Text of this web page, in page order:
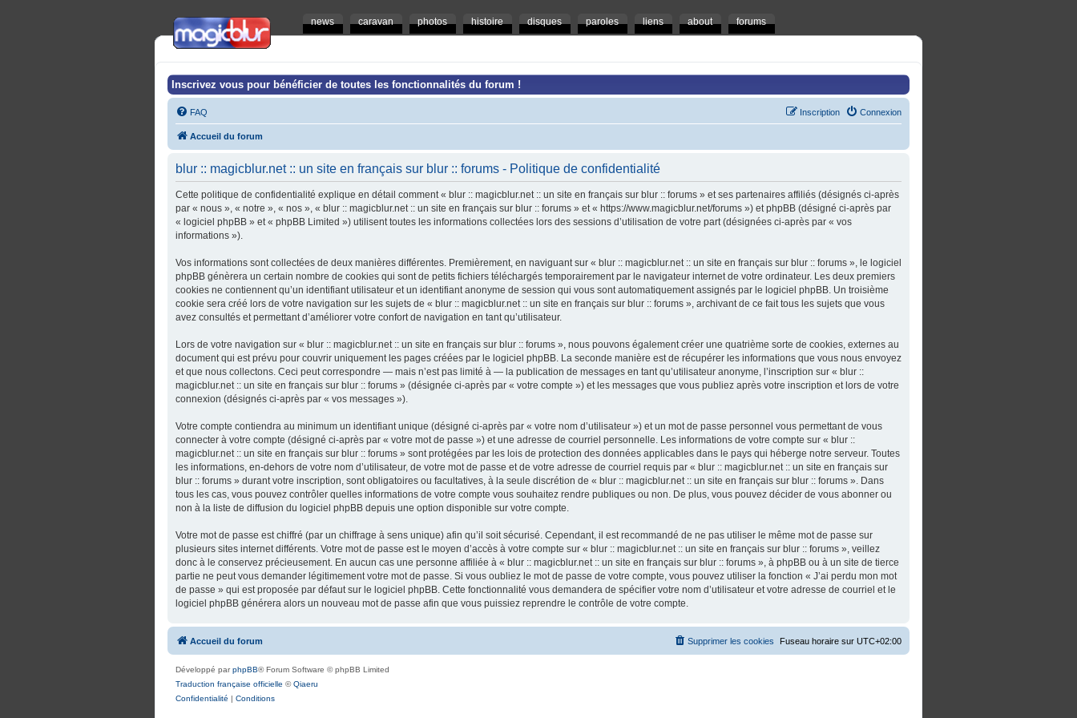
news caravan photos histoire disques paroles liens about forums
Inscrivez vous pour bénéficier de toutes les fonctionnalités du forum !
FAQ Connexion
Inscription
Accueil du forum
blur :: magicblur.net :: un site en français sur blur :: forums - Politique de confidentialité
Cette politique de confidentialité explique en détail comment « blur :: magicblur.net :: un site en français sur blur :: forums » et ses partenaires affiliés (désignés ci-après
par « nous », « notre », « nos », « blur :: magicblur.net :: un site en français sur blur :: forums » et « https://www.magicblur.net/forums ») et phpBB (désigné ci-après par
« logiciel phpBB » et « phpBB Limited ») utilisent toutes les informations collectées lors des sessions d’utilisation de votre part (désignées ci-après par « vos
informations »).
Vos informations sont collectées de deux manières différentes. Premièrement, en naviguant sur « blur :: magicblur.net :: un site en français sur blur :: forums », le logiciel
phpBB génèrera un certain nombre de cookies qui sont de petits fichiers téléchargés temporairement par le navigateur internet de votre ordinateur. Les deux premiers
cookies ne contiennent qu’un identifiant utilisateur et un identifiant anonyme de session qui vous sont automatiquement assignés par le logiciel phpBB. Un troisième
cookie sera créé lors de votre navigation sur les sujets de « blur :: magicblur.net :: un site en français sur blur :: forums », archivant de ce fait tous les sujets que vous
avez consultés et permettant d’améliorer votre confort de navigation en tant qu’utilisateur.
Lors de votre navigation sur « blur :: magicblur.net :: un site en français sur blur :: forums », nous pouvons également créer une quatrième sorte de cookies, externes au
document qui est prévu pour couvrir uniquement les pages créées par le logiciel phpBB. La seconde manière est de récupérer les informations que vous nous envoyez
et que nous collectons. Ceci peut correspondre — mais n’est pas limité à — la publication de messages en tant qu’utilisateur anonyme, l’inscription sur « blur ::
magicblur.net :: un site en français sur blur :: forums » (désignée ci-après par « votre compte ») et les messages que vous publiez après votre inscription et lors de votre
connexion (désignés ci-après par « vos messages »).
Votre compte contiendra au minimum un identifiant unique (désigné ci-après par « votre nom d’utilisateur ») et un mot de passe personnel vous permettant de vous
connecter à votre compte (désigné ci-après par « votre mot de passe ») et une adresse de courriel personnelle. Les informations de votre compte sur « blur ::
magicblur.net :: un site en français sur blur :: forums » sont protégées par les lois de protection des données applicables dans le pays qui héberge notre serveur. Toutes
les informations, en-dehors de votre nom d’utilisateur, de votre mot de passe et de votre adresse de courriel requis par « blur :: magicblur.net :: un site en français sur
blur :: forums » durant votre inscription, sont obligatoires ou facultatives, à la seule discrétion de « blur :: magicblur.net :: un site en français sur blur :: forums ». Dans
tous les cas, vous pouvez contrôler quelles informations de votre compte vous souhaitez rendre publiques ou non. De plus, vous pouvez décider de vous abonner ou
non à la liste de diffusion du logiciel phpBB depuis une option disponible sur votre compte.
Votre mot de passe est chiffré (par un chiffrage à sens unique) afin qu’il soit sécurisé. Cependant, il est recommandé de ne pas utiliser le même mot de passe sur
plusieurs sites internet différents. Votre mot de passe est le moyen d’accès à votre compte sur « blur :: magicblur.net :: un site en français sur blur :: forums », veillez
donc à le conservez précieusement. En aucun cas une personne affiliée à « blur :: magicblur.net :: un site en français sur blur :: forums », à phpBB ou à un site de tierce
partie ne peut vous demander légitimement votre mot de passe. Si vous oubliez le mot de passe de votre compte, vous pouvez utiliser la fonction « J’ai perdu mon mot
de passe » qui est proposée par défaut sur le logiciel phpBB. Cette fonctionnalité vous demandera de spécifier votre nom d’utilisateur et votre adresse de courriel et le
logiciel phpBB générera alors un nouveau mot de passe afin que vous puissiez reprendre le contrôle de votre compte.
Accueil du forum Fuseau horaire sur UTC+02:00
Supprimer les cookies
Développé parphpBB® Forum Software © phpBB Limited
Traduction française officielle ©Qiaeru
Confidentialité | Conditions